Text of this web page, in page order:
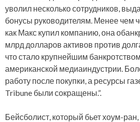
уволил несколько сотрудников,
бонусы руководителям. Менее чем
как Макс купил компанию, она
млрд долларов активов против
что стало крупнейшим
американской медиаиндустрии.
работу после покупки, а ресурсы
Tribune были сокращены.”.
Бейсболист, который бьет хоум-